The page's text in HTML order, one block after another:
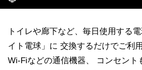
トイレや廊下など、毎日使用する
イト電球」に 交換するだけでご利
Wi-Fiなどの通信機器、 コンセント